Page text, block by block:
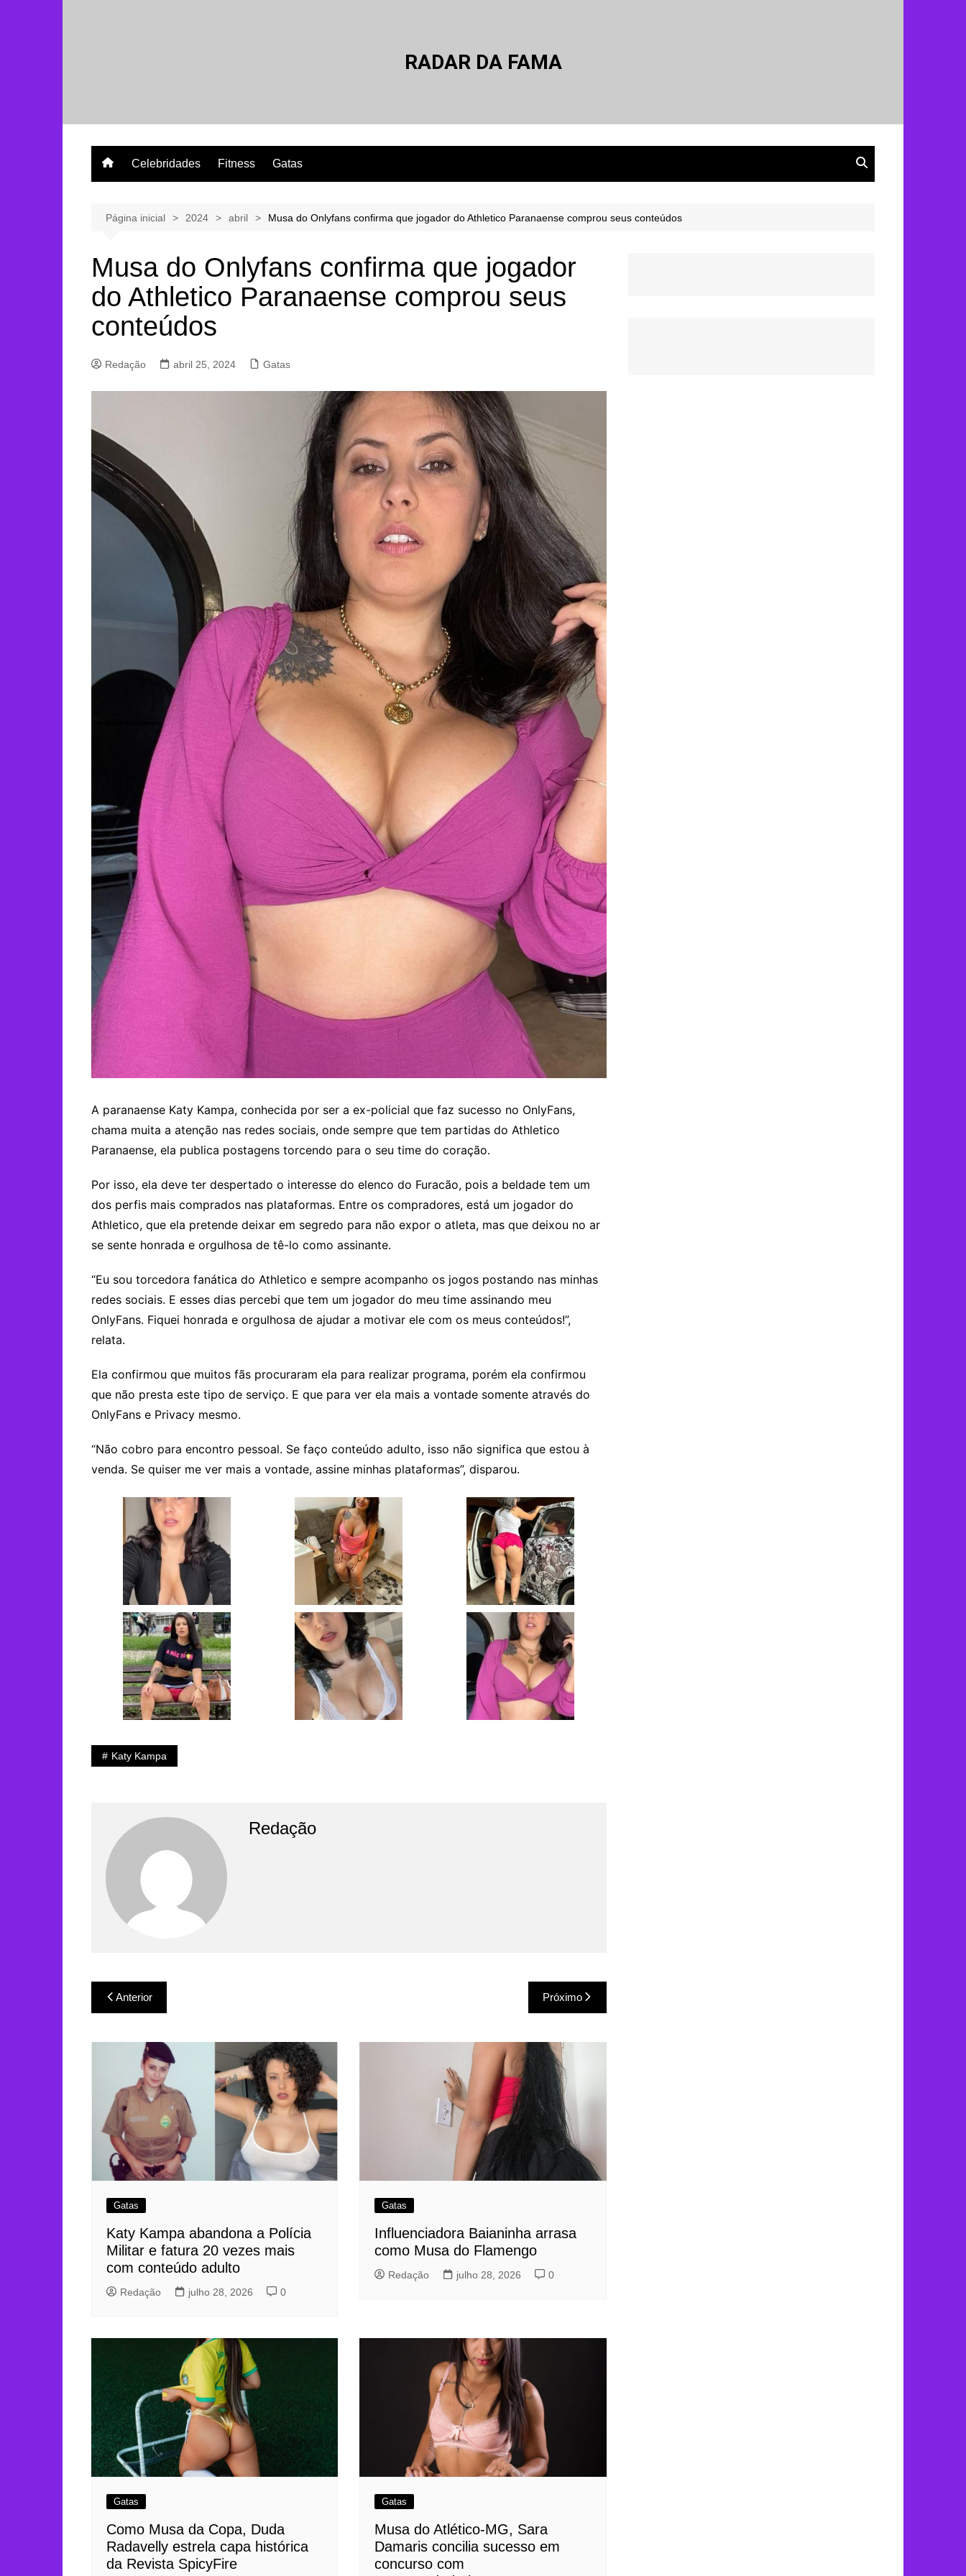
RADAR DA FAMA
Celebridades Fitness Gatas
Página inicial 2024 abril Musa do Onlyfans confirma que jogador do Athletico Paranaense comprou seus conteúdos
Musa do Onlyfans confirma que jogador
do Athletico Paranaense comprou seus
conteúdos
Redação abril 25, 2024 Gatas
A paranaense Katy Kampa, conhecida por ser a ex-policial que faz sucesso no OnlyFans,
chama muita a atenção nas redes sociais, onde sempre que tem partidas do Athletico
Paranaense, ela publica postagens torcendo para o seu time do coração.
Por isso, ela deve ter despertado o interesse do elenco do Furacão, pois a beldade tem um
dos perfis mais comprados nas plataformas. Entre os compradores, está um jogador do
Athletico, que ela pretende deixar em segredo para não expor o atleta, mas que deixou no ar
se sente honrada e orgulhosa de tê-lo como assinante.
“Eu sou torcedora fanática do Athletico e sempre acompanho os jogos postando nas minhas
redes sociais. E esses dias percebi que tem um jogador do meu time assinando meu
OnlyFans. Fiquei honrada e orgulhosa de ajudar a motivar ele com os meus conteúdos!”,
relata.
Ela confirmou que muitos fãs procuraram ela para realizar programa, porém ela confirmou
que não presta este tipo de serviço. E que para ver ela mais a vontade somente através do
OnlyFans e Privacy mesmo.
“Não cobro para encontro pessoal. Se faço conteúdo adulto, isso não significa que estou à
venda. Se quiser me ver mais a vontade, assine minhas plataformas”, disparou.
Katy Kampa
Redação
Navegação
de
Post
Anterior Próximo
Gatas
Katy Kampa abandona a Polícia
Militar e fatura 20 vezes mais
com conteúdo adulto
Redação julho 28, 2026 0
Gatas
Influenciadora Baianinha arrasa
como Musa do Flamengo
Redação julho 28, 2026 0
Gatas
Como Musa da Copa, Duda
Radavelly estrela capa histórica
da Revista SpicyFire
Gatas
Musa do Atlético-MG, Sara
Damaris concilia sucesso em
concurso com